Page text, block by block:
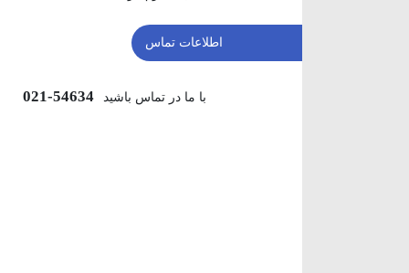
اطلاعات تماس
با ما در تماس باشید 54634-021